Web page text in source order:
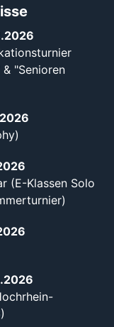
"Senioren
(E-Klassen Solo